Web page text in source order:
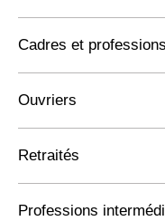
Cadres et
Ouvriers
Retraités
Professions